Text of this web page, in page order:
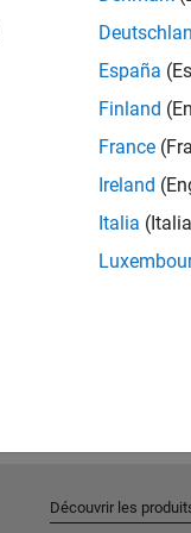
España
Finland
France
Ireland
Italia
Découvrir les